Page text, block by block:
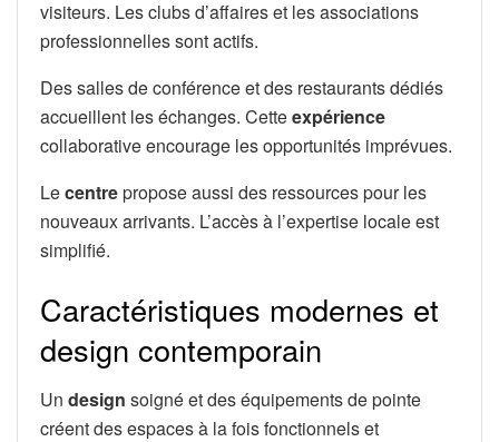
visiteurs. Les clubs d’affaires et les associations
professionnelles sont actifs.
Des salles de conférence et des restaurants dédiés
accueillent les échanges. Cetteexpérience
collaborative encourage les opportunités imprévues.
Lecentrepropose aussi des ressources pour les
nouveaux arrivants. L’accès à l’expertise locale est
simplifié.
Caractéristiques modernes et
design contemporain
Un design soigné et des équipements de pointe
créent des espaces à la fois fonctionnels et